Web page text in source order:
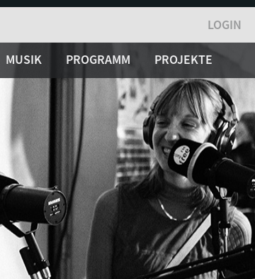
LOGIN
MUSIK PROGRAMM PROJEKTE